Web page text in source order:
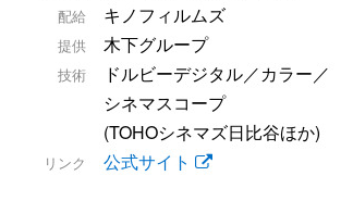
配給 キノフィルムズ
提供 木下グループ
技術
ドルビーデジタル／カラー／
シネマスコープ
(TOHOシネマズ日比谷ほか)
リンク 公式サイト